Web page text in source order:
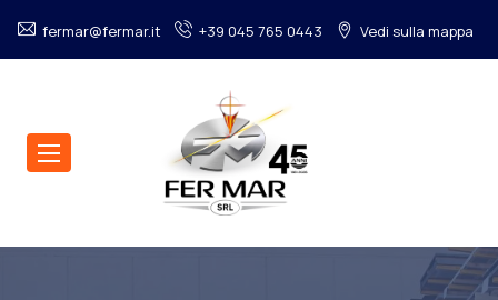
fermar@fermar.it +39 045 765 0443 Vedi sulla mappa